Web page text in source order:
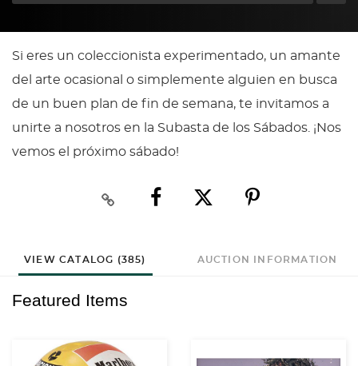
Si eres un coleccionista experimentado, un amante
del arte ocasional o simplemente alguien en busca
de un buen plan de fin de semana, te invitamos a
unirte a nosotros en la Subasta de los Sábados. ¡Nos
vemos el próximo sábado!
VIEW CATALOG (385) AUCTION INFORMATION
Featured Items